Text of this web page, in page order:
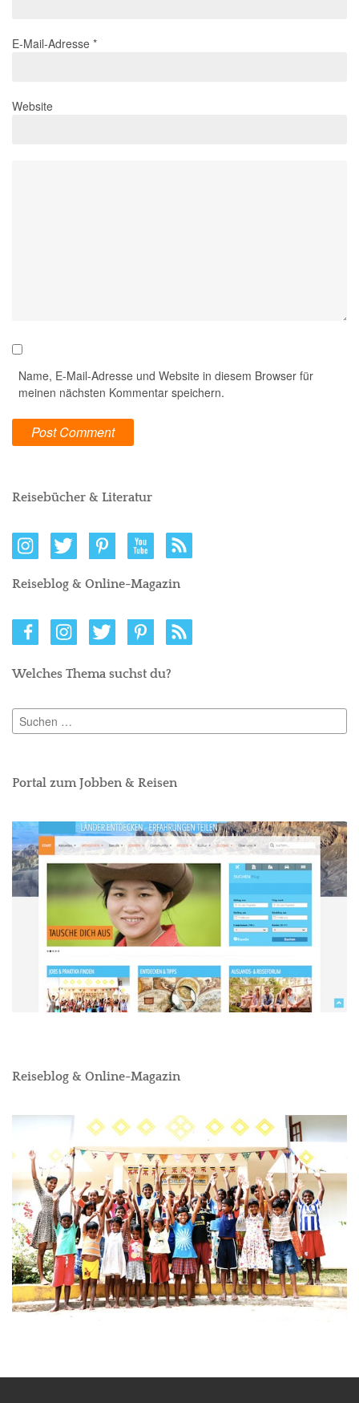
E-Mail-Adresse *
Website
Name, E-Mail-Adresse und Website in diesem Browser für
meinen nächsten Kommentar speichern.
Reisebücher & Literatur
Reiseblog & Online-Magazin
Welches Thema suchst du?
Suchen
nach:
Portal zum Jobben & Reisen
Reiseblog & Online-Magazin